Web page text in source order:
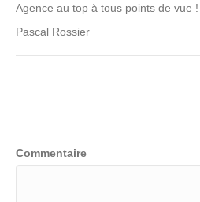
Agence au top à tous points de vue !
Pascal Rossier
Commentaire